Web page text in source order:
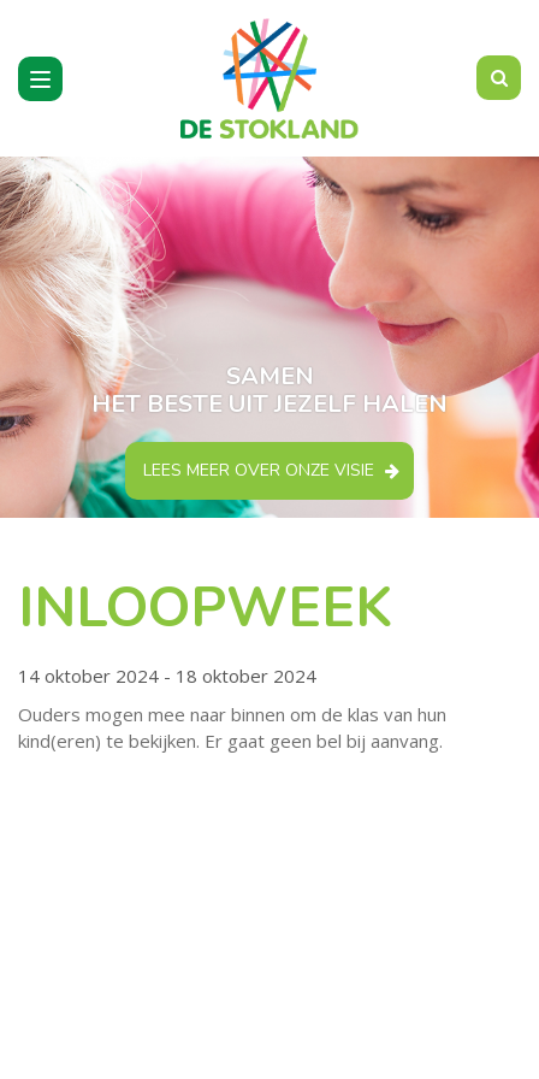
Toggle
navigation
SAMEN
HET BESTE UIT JEZELF HALEN
LEES MEER OVER ONZE VISIE
INLOOPWEEK
14 oktober 2024 - 18 oktober 2024
Ouders mogen mee naar binnen om de klas van hun
kind(eren) te bekijken. Er gaat geen bel bij aanvang.